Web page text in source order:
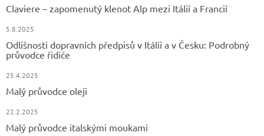
Claviere – zapomenutý klenot Alp mezi Itálií a Francií
5.8.2025
Odlišnosti dopravních předpisů v Itálii a v Česku: Podrobný
průvodce řidiče
25.4.2025
Malý průvodce oleji
22.2.2025
Malý průvodce italskými moukami